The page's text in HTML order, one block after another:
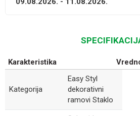
Karakteristika
Kategorija
Easy Styl
dekorativni
ramovi Staklo